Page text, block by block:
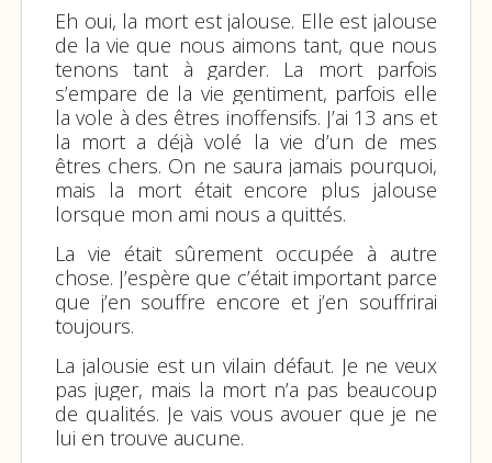
Eh oui, la mort est jalouse. Elle est jalouse
de la vie que nous aimons tant, que nous
tenons tant à garder. La mort parfois
s’empare de la vie gentiment, parfois elle
la vole à des êtres inoffensifs. J’ai 13 ans et
la mort a déjà volé la vie d’un de mes
êtres chers. On ne saura jamais pourquoi,
mais la mort était encore plus jalouse
lorsque mon ami nous a quittés.
La vie était sûrement occupée à autre
chose. J’espère que c’était important parce
que j’en souffre encore et j’en souffrirai
toujours.
La jalousie est un vilain défaut. Je ne veux
pas juger, mais la mort n’a pas beaucoup
de qualités. Je vais vous avouer que je ne
lui en trouve aucune.